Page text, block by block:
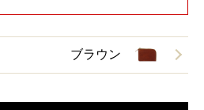
ブラウン